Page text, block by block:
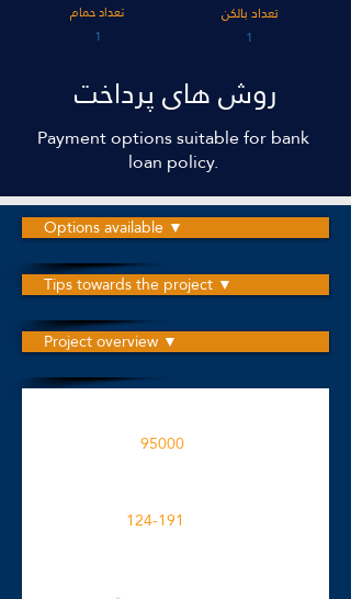
تعداد حمام
1
تعداد بالکن
1
روش های پرداخت
Payment options suitable for bank
loan policy.
Options available ▼
Tips towards the project ▼
Project overview ▼
95000
124-191